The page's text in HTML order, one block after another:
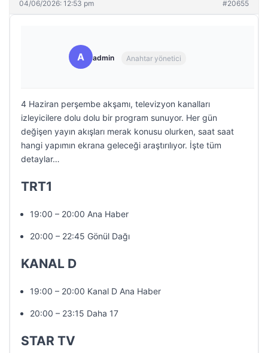
04/06/2026: 12:53 pm #20655
A admin Anahtar yönetici
4 Haziran perşembe akşamı, televizyon kanalları
izleyicilere dolu dolu bir program sunuyor. Her gün
değişen yayın akışları merak konusu olurken, saat saat
hangi yapımın ekrana geleceği araştırılıyor. İşte tüm
detaylar…
TRT1
19:00 – 20:00 Ana Haber
20:00 – 22:45 Gönül Dağı
KANAL D
19:00 – 20:00 Kanal D Ana Haber
20:00 – 23:15 Daha 17
STAR TV